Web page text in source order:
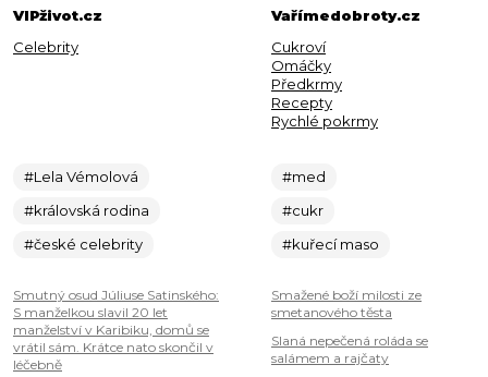
VIPživot.cz
Celebrity
#Lela Vémolová
#královská rodina
#české celebrity
Smutný osud Júliuse Satinského:
S manželkou slavil 20 let
manželství v Karibiku, domů se
vrátil sám. Krátce nato skončil v
léčebně
Vařímedobroty.cz
Cukroví
Omáčky
Předkrmy
Recepty
Rychlé pokrmy
#med
#cukr
#kuřecí maso
Smažené boží milosti ze
smetanového těsta
Slaná nepečená roláda se
salámem a rajčaty